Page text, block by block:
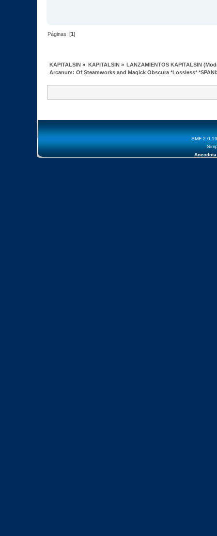
Páginas: [1]
KAPITALSIN » KAPITALSIN» LANZAMIENTOS KAPITALSIN
Arcanum: Of Steamworks and Magick Obscura *Lossless*
SMF 2.0.19
Anecdota